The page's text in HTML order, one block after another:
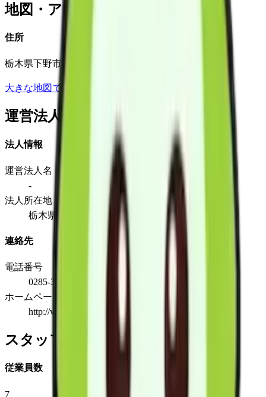
地図・アクセス
住所
栃木県下野市祇園1-10-3 2階
大きな地図で見る
運営法人
法人情報
運営法人名
-
法人所在地
栃木県下野市祇園1-10-3 2階
連絡先
電話番号
0285-39-8100
ホームページ
http://www.f-pw.jp
スタッフ情報
従業員数
7